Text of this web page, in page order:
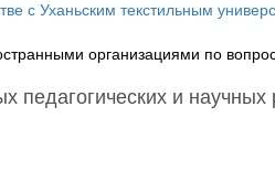
с Уханьским текстильным
организациями по
педагогических и научных